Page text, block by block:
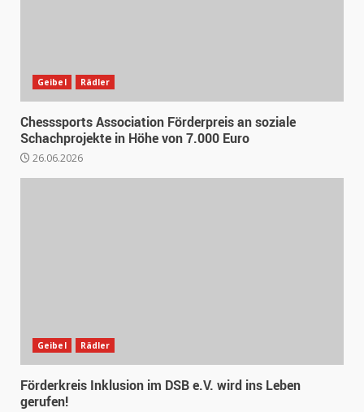
Geibel Rädler
Chesssports Association Förderpreis an soziale
Schachprojekte in Höhe von 7.000 Euro
26.06.2026
Geibel Rädler
Förderkreis Inklusion im DSB e.V. wird ins Leben
gerufen!